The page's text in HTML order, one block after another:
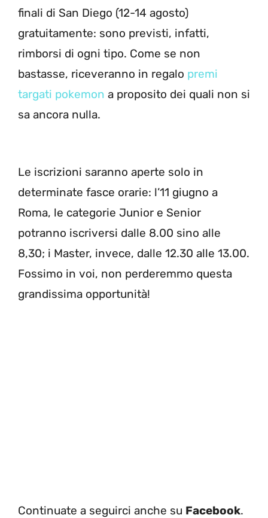
finali di San Diego (12-14 agosto)
gratuitamente: sono previsti, infatti,
rimborsi di ogni tipo. Come se non
bastasse, riceveranno in regalo premi
targati pokemon a proposito dei quali non si
sa ancora nulla.
Le iscrizioni saranno aperte solo in
determinate fasce orarie: l’11 giugno a
Roma, le categorie Junior e Senior
potranno iscriversi dalle 8.00 sino alle
8,30; i Master, invece, dalle 12.30 alle 13.00.
Fossimo in voi, non perderemmo questa
grandissima opportunità!
Continuate a seguirci anche su Facebook.